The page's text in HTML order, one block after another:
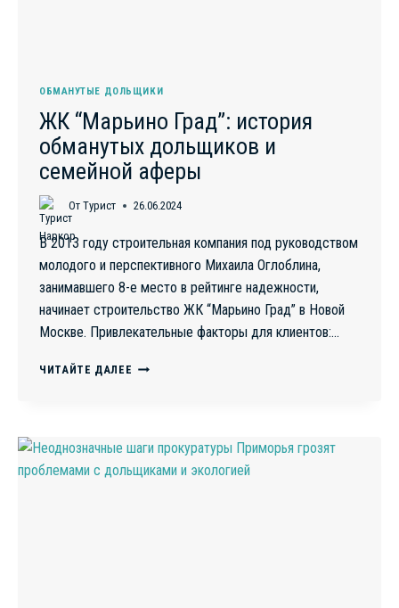
ОБМАНУТЫЕ ДОЛЬЩИКИ
ЖК “Марьино Град”: история
обманутых дольщиков и
семейной аферы
От Турист 26.06.2024
В 2013 году строительная компания под руководством
молодого и перспективного Михаила Оглоблина,
занимавшего 8-е место в рейтинге надежности,
начинает строительство ЖК “Марьино Град” в Новой
Москве. Привлекательные факторы для клиентов:…
ЧИТАЙТЕ ДАЛЕЕ ЖК
ДОЛЬЩИКОВ
И